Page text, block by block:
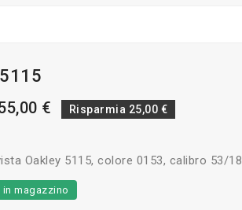
€ Risparmia 25,00 €
Oakley 5115, colore 0153, calibro 53/18
magazzino